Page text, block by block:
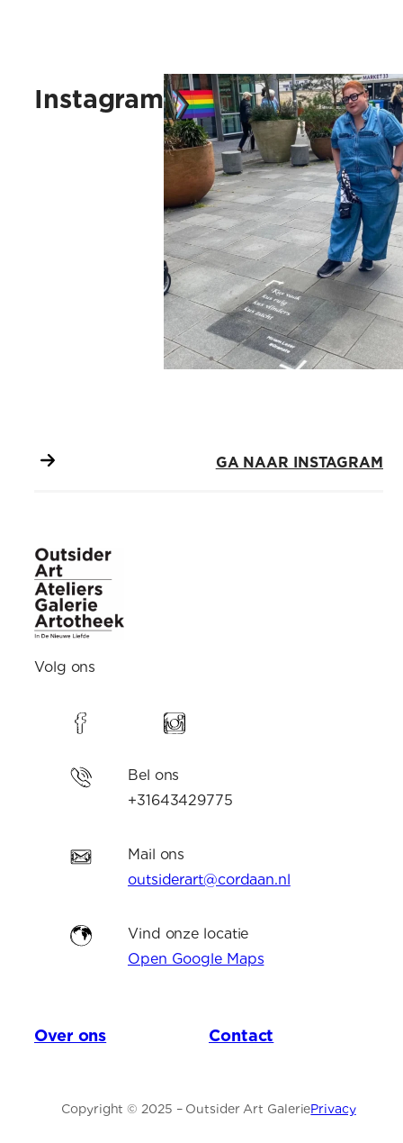
InstagramKus vaak, kus ruig, kus vlinders,
GA NAAR INSTAGRAM
Volg ons
Bel ons
+31643429775
Mail ons
outsiderart@cordaan.nl
Vind onze locatie
Open Google Maps
Over ons Contact
Copyright © 2025 – Outsider Art GaleriePrivacy